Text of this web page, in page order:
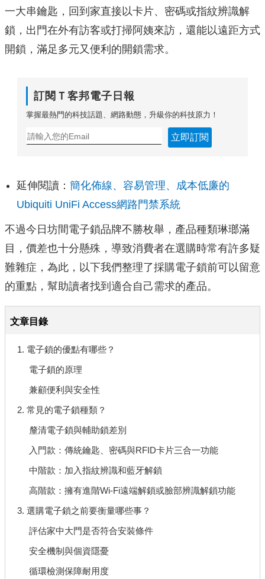
一大串鑰匙，回到家直接以卡片、密碼或指紋辨識解
鎖，出門在外有訪客或打掃阿姨來訪，還能以遠距方式
開鎖，滿足多元又便利的開鎖需求。
訂閱Ｔ客邦電子日報
掌握最熱門的科技話題、網路動態，升級你的科技原力！
立即訂閱
延伸閱讀： 簡化佈線、容易管理、成本低廉的
Ubiquiti UniFi Access網路門禁系統
不過今日坊間電子鎖品牌不勝枚舉，產品種類琳瑯滿
目，價差也十分懸殊，導致消費者在選購時常有許多疑
難雜症，為此，以下我們整理了採購電子鎖前可以留意
的重點，幫助讀者找到適合自己需求的產品。
文章目錄
1. 電子鎖的優點有哪些？
電子鎖的原理
兼顧便利與安全性
2. 常見的電子鎖種類？
釐清電子鎖與輔助鎖差別
入門款：傳統鑰匙、密碼與RFID卡片三合一功能
中階款：加入指紋辨識和藍牙解鎖
高階款：擁有進階Wi-Fi遠端解鎖或臉部辨識解鎖功能
3. 選購電子鎖之前要衡量哪些事？
評估家中大門是否符合安裝條件
安全機制與個資隱憂
循環檢測保障耐用度